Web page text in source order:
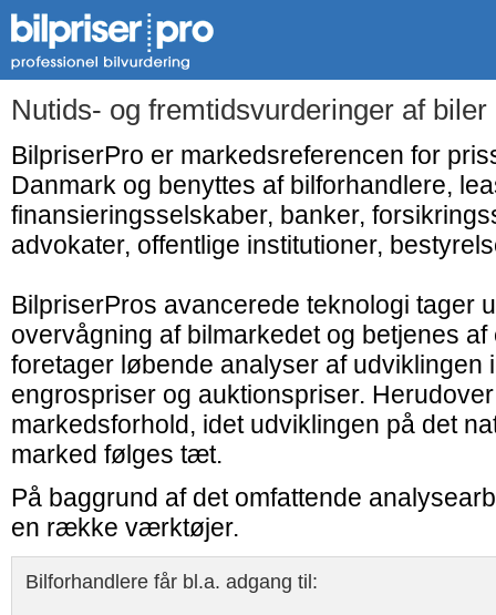
Nutids- og fremtidsvurderinger af
BilpriserPro er markedsreferencen for
Danmark og benyttes af bilforhandlere,
finansieringsselskaber, banker,
advokater, offentlige institutioner,
BilpriserPros avancerede teknologi tager
overvågning af bilmarkedet og betjenes
foretager løbende analyser af udviklingen
engrospriser og auktionspriser.
markedsforhold, idet udviklingen på det
marked følges tæt.
På baggrund af det omfattende
en række værktøjer.
Bilforhandlere får bl.a. adgang til: